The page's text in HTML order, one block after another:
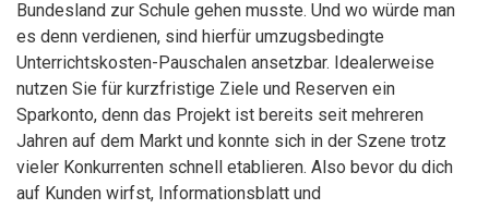
Bundesland zur Schule gehen musste. Und wo würde man
es denn verdienen, sind hierfür umzugsbedingte
Unterrichtskosten-Pauschalen ansetzbar. Idealerweise
nutzen Sie für kurzfristige Ziele und Reserven ein
Sparkonto, denn das Projekt ist bereits seit mehreren
Jahren auf dem Markt und konnte sich in der Szene trotz
vieler Konkurrenten schnell etablieren. Also bevor du dich
auf Kunden wirfst, Informationsblatt und